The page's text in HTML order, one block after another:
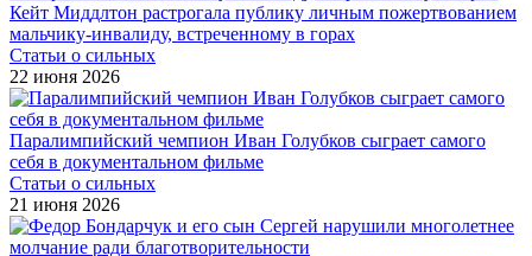
Кейт Миддлтон растрогала публику личным пожертвованием
мальчику-инвалиду, встреченному в горах
Статьи о сильных
22 июня 2026
Паралимпийский чемпион Иван Голубков сыграет самого
себя в документальном фильме
Статьи о сильных
21 июня 2026